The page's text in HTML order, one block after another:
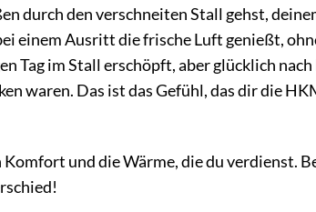
durch den verschneiten Stall gehst,
einem Ausritt die frische Luft genießt,
Tag im Stall erschöpft, aber glücklich
waren. Das ist das Gefühl, das dir die
und die Wärme, die du verdienst.